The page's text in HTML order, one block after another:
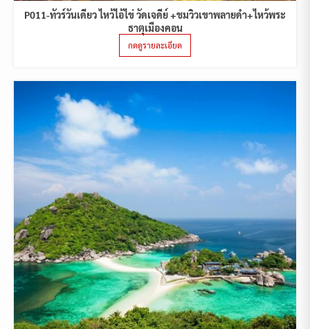
P011-ทัวร์วันเดียว ไหว้ไอ้ไข่ วัดเจดีย์ +ชมวิวเขาพลายดำ+ไหว้พระ
ธาตุเมืองคอน
กดดูรายละเอียด